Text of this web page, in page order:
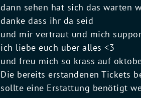
dann sehen hat sich das warten
danke dass ihr da seid
und mir vertraut und mich
ich liebe euch über alles <3
und freu mich so krass auf
Die bereits erstandenen Tickets
sollte eine Erstattung benötigt